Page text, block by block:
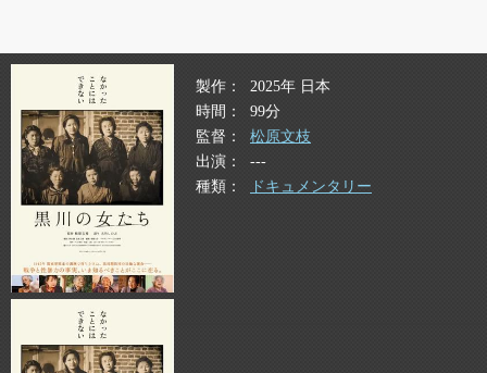
製作
2025年 日本
時間
99分
監督
松原文枝
出演
---
種類
ドキュメンタリー